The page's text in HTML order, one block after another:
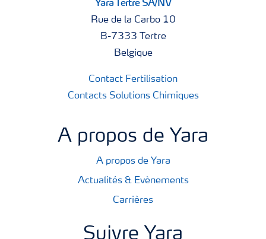
Yara Tertre SA/NV
Rue de la Carbo 10
B-7333 Tertre
Belgique
Contact Fertilisation
Contacts Solutions Chimiques
A propos de Yara
A propos de Yara
Actualités & Evènements
Carrières
Suivre Yara